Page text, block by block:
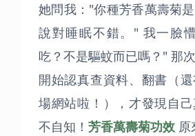
她問我："你種芳香萬壽菊
說對睡眠不錯。" 我一臉
吃？不是驅蚊而已嗎？" 那
開始認真查資料、翻書（
場網站啦！），才發現自
不自知！ 芳香萬壽菊功效 原